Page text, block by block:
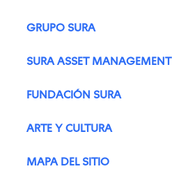
GRUPO SURA
SURA ASSET MANAGEMENT
FUNDACIÓN SURA
ARTE Y CULTURA
MAPA DEL SITIO